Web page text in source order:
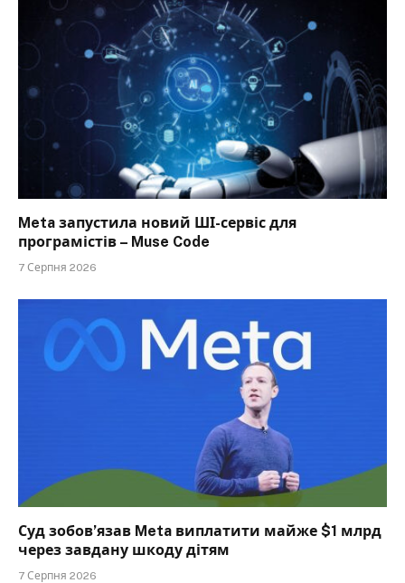
Meta запустила новий ШІ-сервіс для
програмістів – Muse Code
7 Серпня 2026
Суд зобов’язав Meta виплатити майже $1 млрд
через завдану шкоду дітям
7 Серпня 2026